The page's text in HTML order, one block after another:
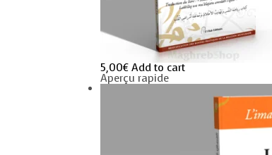
5,00€ Add to cart
Aperçu rapide